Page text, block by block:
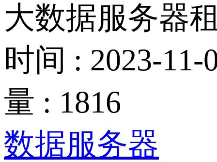
大数据服务器
时间 : 2023-11-
量 : 1816
数据服务器